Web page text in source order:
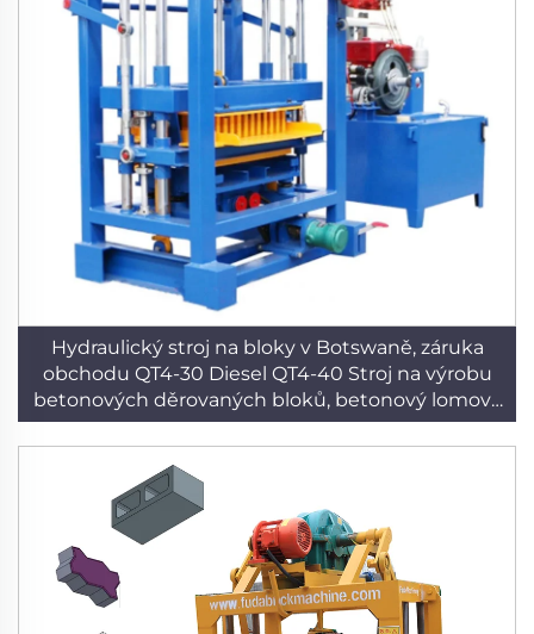
Hydraulický stroj na bloky v Botswaně, záruka
obchodu QT4-30 Diesel QT4-40 Stroj na výrobu
betonových děrovaných bloků, betonový lomový
kámen 30 kN